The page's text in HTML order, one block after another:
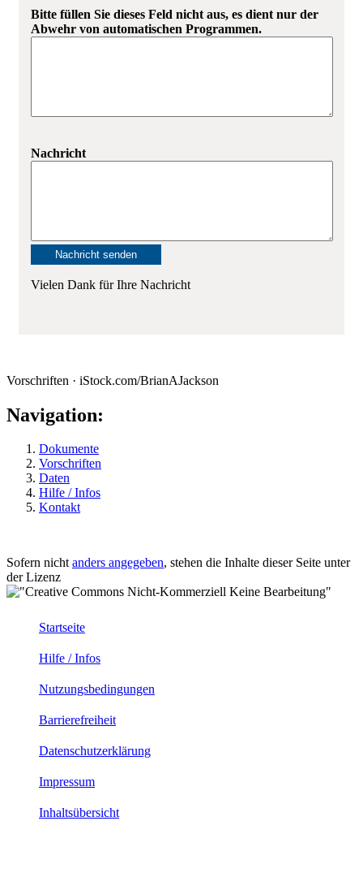
Bitte füllen Sie dieses Feld nicht aus, es dient nur der
Abwehr von automatischen Programmen.
Nachricht
Vielen Dank für Ihre Nachricht
Vorschriften · iStock.com/BrianAJackson
Navigation:
Dokumente
Vorschriften
Daten
Hilfe / Infos
Kontakt
Sofern nichtanders angegeben, stehen die Inhalte dieser Seite unter
der Lizenz
Startseite
Hilfe / Infos
Nutzungsbedingungen
Barrierefreiheit
Datenschutzerklärung
Impressum
Inhaltsübersicht